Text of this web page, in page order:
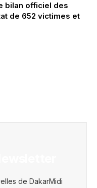
bilan officiel des
de 652 victimes et
de DakarMidi